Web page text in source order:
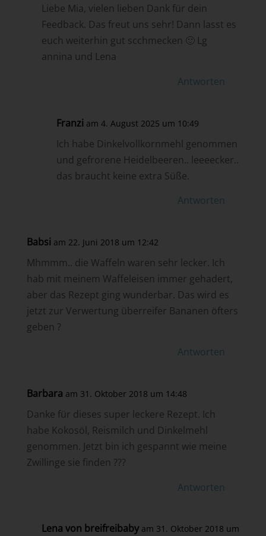
Liebe Mia, vielen lieben Dank für dein
Feedback. Das freut uns sehr! Dann lasst es
euch weiterhin gut scchmecken 🙂 Lg
annina und Lena
Antworten
Franzi am 4. August 2025 um 10:49
Ich habe Dinkelvollkornmehl genommen
und gefrorene Heidelbeeren.. leeeecker..
das braucht keine extra Süße.
Antworten
Babsi am 22. Juni 2018 um 12:42
Mhmmm.. die Waffeln waren sehr lecker. Ich
hab mit meinem Waffeleisen immer gehadert,
aber das Rezept ging wunderbar. Das wird es
jetzt zur Verwertung überreifer Bananen öfters
geben ?
Antworten
Barbara am 31. Oktober 2018 um 14:48
Danke für dieses super leckere Rezept. Ich
habe Kokosöl, Reismilch und Dinkelmehl
genommen. Jetzt bin ich gespannt wie meine
Zwillinge sie finden ???
Antworten
Lena von breifreibaby am 31. Oktober 2018 um